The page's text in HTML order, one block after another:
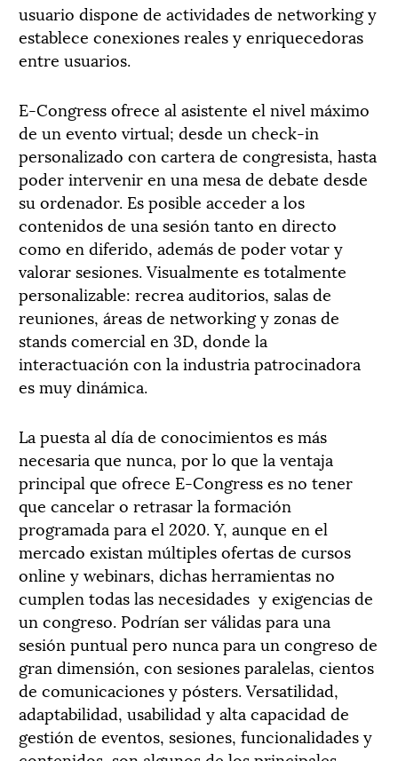
usuario dispone de actividades de networking y
establece conexiones reales y enriquecedoras
entre usuarios.
E-Congress ofrece al asistente el nivel máximo
de un evento virtual; desde un check-in
personalizado con cartera de congresista, hasta
poder intervenir en una mesa de debate desde
su ordenador. Es posible acceder a los
contenidos de una sesión tanto en directo
como en diferido, además de poder votar y
valorar sesiones. Visualmente es totalmente
personalizable: recrea auditorios, salas de
reuniones, áreas de networking y zonas de
stands comercial en 3D, donde la
interactuación con la industria patrocinadora
es muy dinámica.
La puesta al día de conocimientos es más
necesaria que nunca, por lo que la ventaja
principal que ofrece E-Congress es no tener
que cancelar o retrasar la formación
programada para el 2020. Y, aunque en el
mercado existan múltiples ofertas de cursos
online y webinars, dichas herramientas no
cumplen todas las necesidades y exigencias de
un congreso. Podrían ser válidas para una
sesión puntual pero nunca para un congreso de
gran dimensión, con sesiones paralelas, cientos
de comunicaciones y pósters. Versatilidad,
adaptabilidad, usabilidad y alta capacidad de
gestión de eventos, sesiones, funcionalidades y